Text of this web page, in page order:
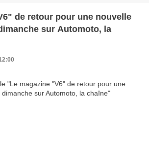
de retour pour une nouvelle
sur Automoto, la